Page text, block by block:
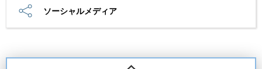
ソーシャルメディア